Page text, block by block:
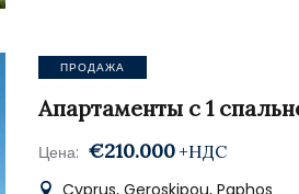
ПРОДАЖА
Апартаменты с 1
Цена: €210.000 +НДС
Cyprus, Geroskipou, Paphos